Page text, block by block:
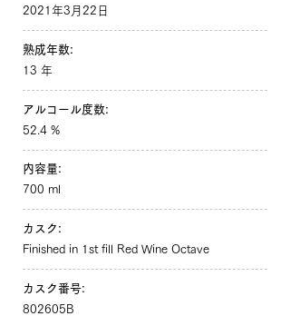
2021年3月22日
熟成年数:
13 年
アルコール度数:
52.4 %
内容量:
700 ml
カスク:
Finished in 1st fill Red Wine Octave
カスク番号:
802605B